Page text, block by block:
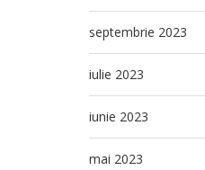
septembrie 2023
iulie 2023
iunie 2023
mai 2023